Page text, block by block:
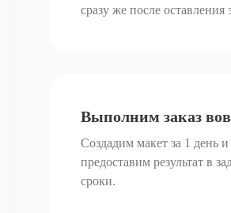
сразу же после оставления
Выполним заказ
Создадим макет за 1 день и
предоставим результат в
сроки.